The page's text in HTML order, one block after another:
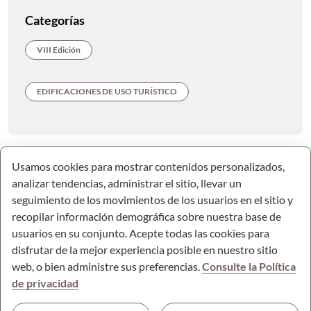
Categorías
VIII Edición
EDIFICACIONES DE USO TURÍSTICO
© Todos los derechos reservados.
Usamos cookies para mostrar contenidos personalizados,
analizar tendencias, administrar el sitio, llevar un
seguimiento de los movimientos de los usuarios en el sitio y
recopilar información demográfica sobre nuestra base de
usuarios en su conjunto. Acepte todas las cookies para
disfrutar de la mejor experiencia posible en nuestro sitio
web, o bien administre sus preferencias.Consulte la Política
de privacidad